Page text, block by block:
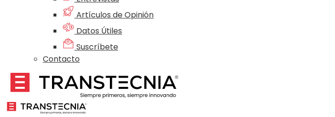
Artículos de Opinión
Datos Útiles
Suscríbete
Contacto